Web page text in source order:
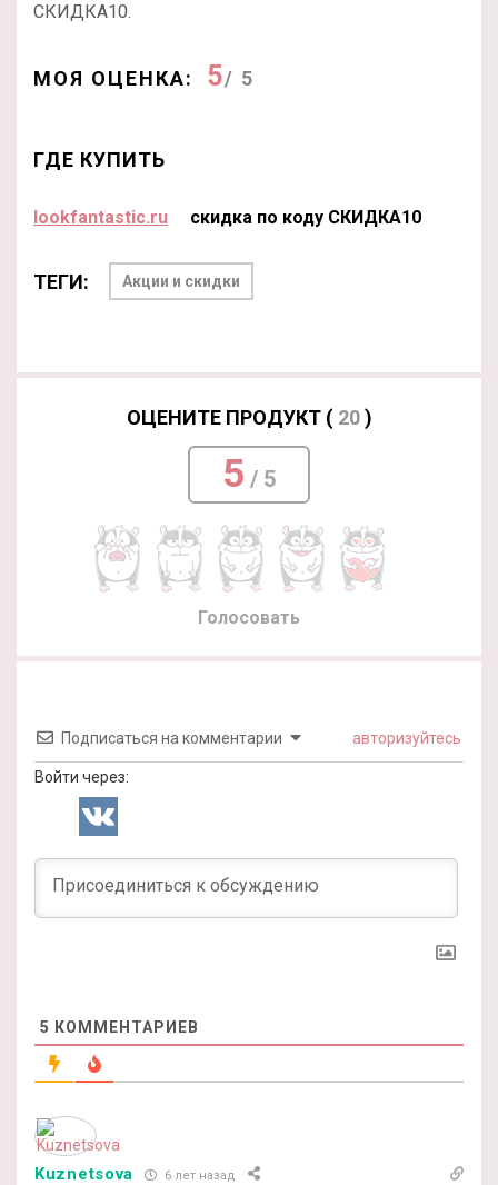
СКИДКА10.
МОЯ ОЦЕНКА: 5/ 5
ГДЕ КУПИТЬ
lookfantastic.ru скидка по коду СКИДКА10
ТЕГИ: Акции и скидки
ОЦЕНИТЕ ПРОДУКТ ( 20)
5 / 5
Голосовать
Подписаться на комментарии авторизуйтесь
Войти через:
5 КОММЕНТАРИЕВ
Kuznetsova 6 лет назад